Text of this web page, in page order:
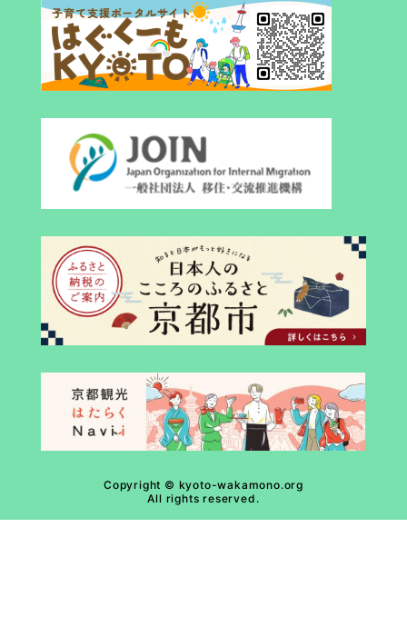
Copyright © kyoto-wakamono.org
All rights reserved.